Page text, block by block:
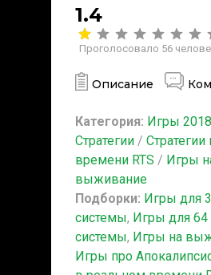
1.4
Проголосовало 56
Описание
Категория: Игры
Стратегии /
времени RTS / Игры
выживание
Подборки: Игры для
системы, Игры для 64
системы, Игры на
Игры про